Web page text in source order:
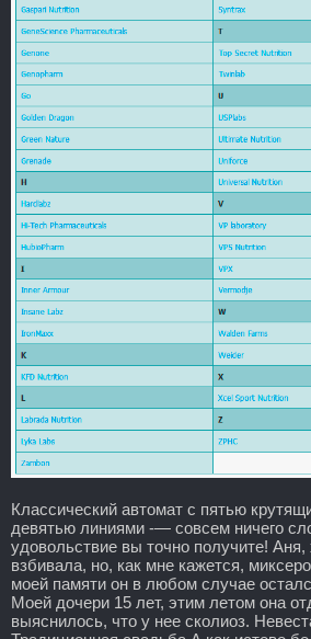
Классический автомат с пятью
девятью линиями -— совсем ничего
удовольствие вы точно получите!
взбивала, но, как мне кажется,
моей памяти он в любом случае
Моей дочери 15 лет, этим летом она
выяснилось, что у нее сколиоз.